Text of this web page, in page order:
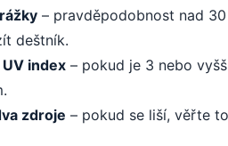
– pravděpodobnost nad 30
deštník.
index – pokud je 3 nebo
zdroje – pokud se liší, věřte